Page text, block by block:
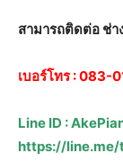
สามารถติดต่อ ช่า
เบอร์โทร :083-
Line ID :
https://line.me/